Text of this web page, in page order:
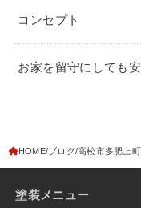
コンセプト
お家を留守にしても
HOME ブログ 高松市多肥上
塗装メニュー